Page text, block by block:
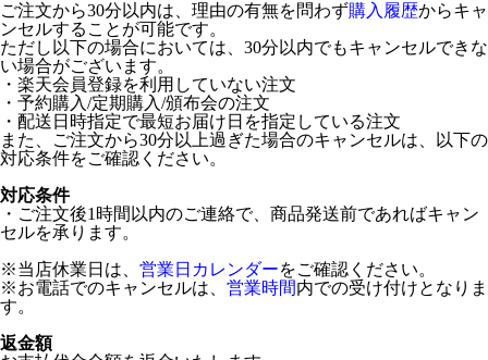
ご注文から30分以内は、理由の有無を問わず購入履歴からキャ
ンセルすることが可能です。
ただし以下の場合においては、30分以内でもキャンセルできな
い場合がございます。
・楽天会員登録を利用していない注文
・予約購入/定期購入/頒布会の注文
・配送日時指定で最短お届け日を指定している注文
また、ご注文から30分以上過ぎた場合のキャンセルは、以下の
対応条件をご確認ください。
対応条件
・ご注文後1時間以内のご連絡で、商品発送前であればキャン
セルを承ります。
※当店休業日は、 営業日カレンダーをご確認ください。
※お電話でのキャンセルは、 営業時間内での受け付けとなりま
す。
返金額